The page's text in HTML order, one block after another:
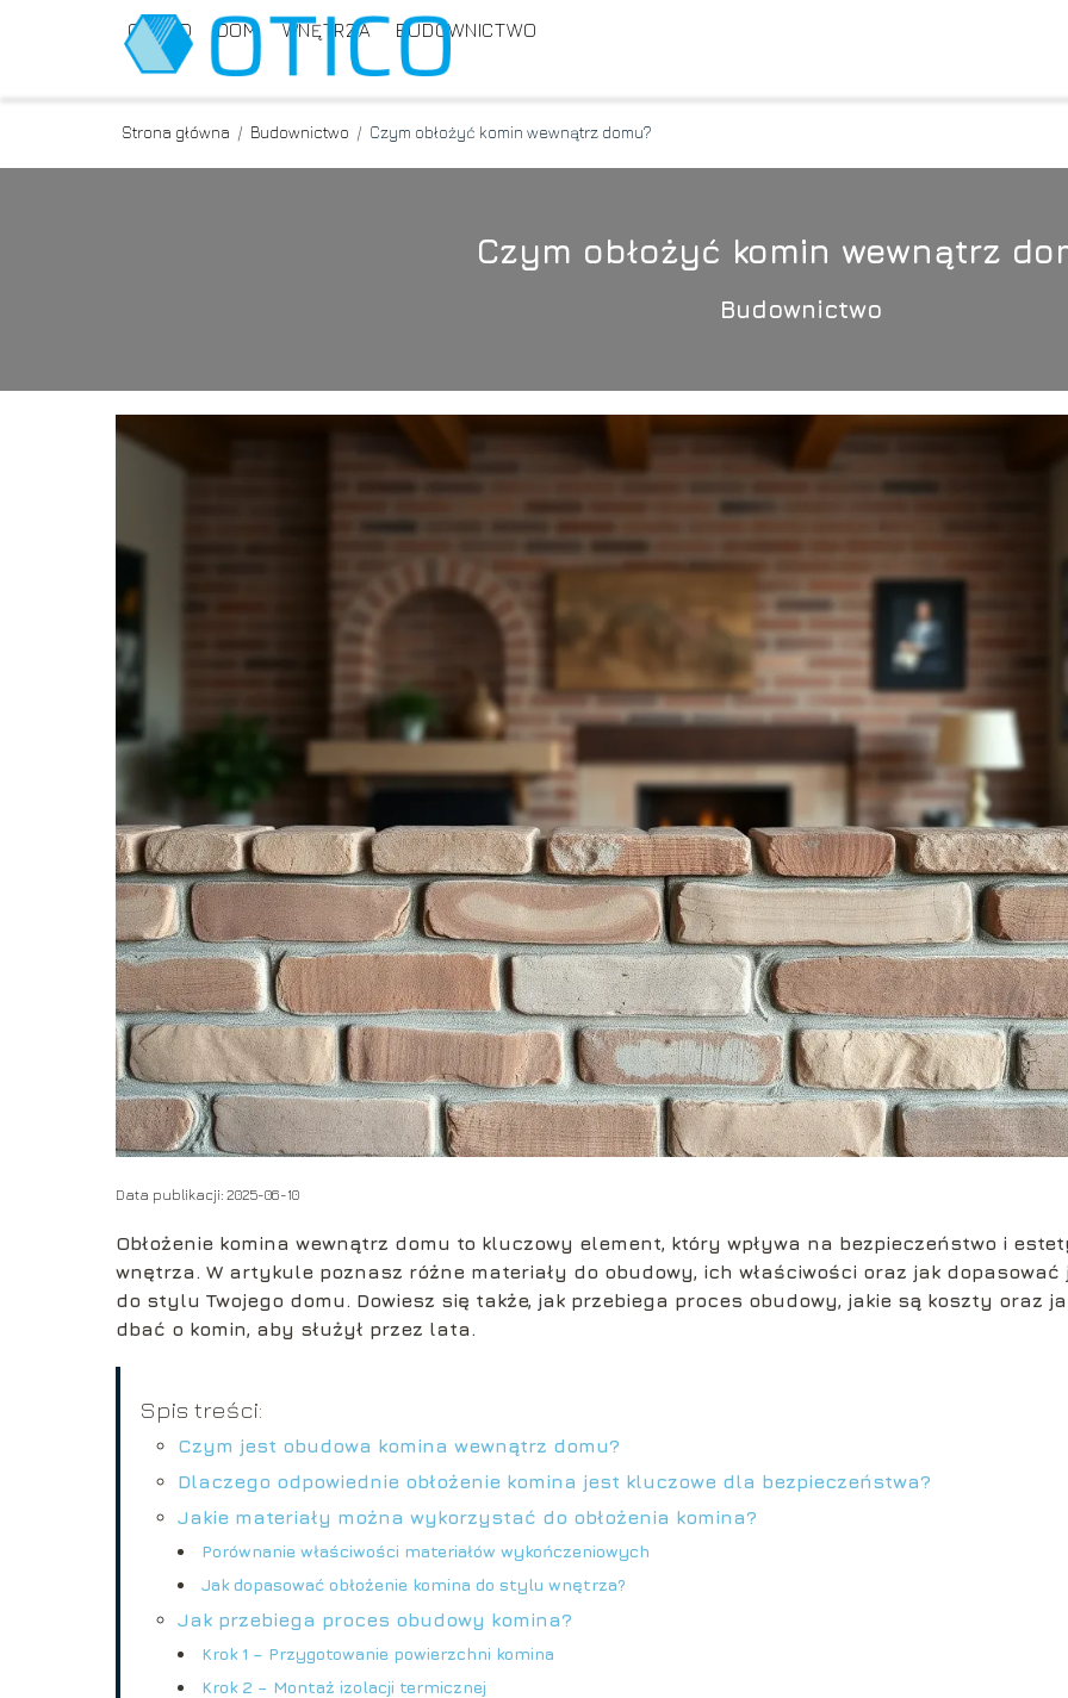
OGRÓD DOM WNĘTRZA BUDOWNICTWO
Strona główna / Budownictwo / Czym obłożyć komin wewnątrz domu?
Czym obłożyć komin wewnątrz
Budownictwo
Data publikacji: 2025-06-10
Obłożenie komina wewnątrz domu to kluczowy element, który wpływa na bezpieczeństwo i
wnętrza. W artykule poznasz różne materiały do obudowy, ich właściwości oraz jak dopasować
do stylu Twojego domu. Dowiesz się także, jak przebiega proces obudowy, jakie są koszty oraz
dbać o komin, aby służył przez lata.
Spis treści:
Czym jest obudowa komina wewnątrz domu?
Dlaczego odpowiednie obłożenie komina jest kluczowe dla bezpieczeństwa?
Jakie materiały można wykorzystać do obłożenia komina?
Porównanie właściwości materiałów wykończeniowych
Jak dopasować obłożenie komina do stylu wnętrza?
Jak przebiega proces obudowy komina?
Krok 1 – Przygotowanie powierzchni komina
Krok 2 – Montaż izolacji termicznej